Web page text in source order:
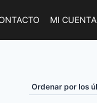
MI CUENTA